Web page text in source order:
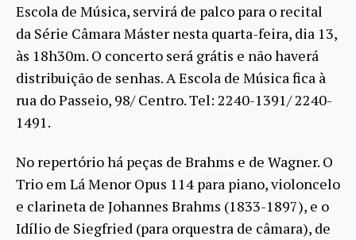
Escola de Música, servirá de palco para o recital
da Série Câmara Máster nesta quarta-feira, dia 13,
às 18h30m. O concerto será grátis e não haverá
distribuição de senhas. A Escola de Música fica à
rua do Passeio, 98/ Centro. Tel: 2240-1391/ 2240-
1491.
No repertório há peças de Brahms e de Wagner. O
Trio em Lá Menor Opus 114 para piano, violoncelo
e clarineta de Johannes Brahms (1833-1897), e o
Idílio de Siegfried (para orquestra de câmara), de